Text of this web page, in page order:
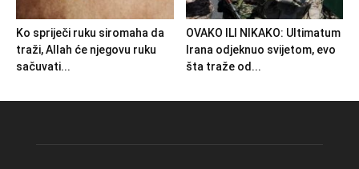
Ko spriječi ruku siromaha da
traži, Allah će njegovu ruku
sačuvati...
OVAKO ILI NIKAKO: Ultimatum
Irana odjeknuo svijetom, evo
šta traže od...